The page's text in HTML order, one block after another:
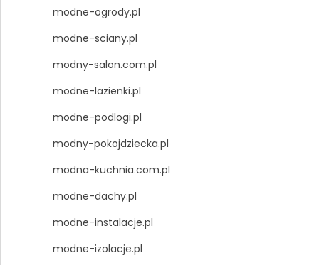
modne-ogrody.pl
modne-sciany.pl
modny-salon.com.pl
modne-lazienki.pl
modne-podlogi.pl
modny-pokojdziecka.pl
modna-kuchnia.com.pl
modne-dachy.pl
modne-instalacje.pl
modne-izolacje.pl